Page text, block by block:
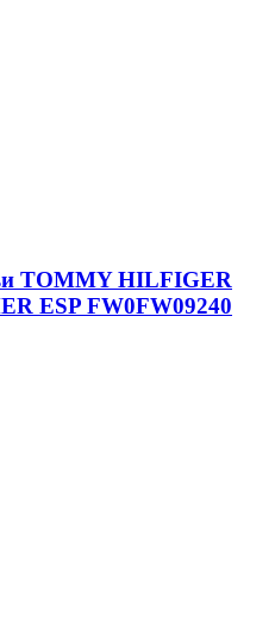
TOMMY HILFIGER
ESP FW0FW09240